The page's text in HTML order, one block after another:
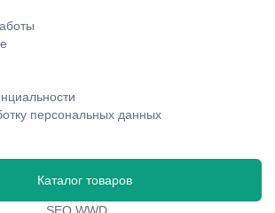
персональных данных
Каталог товаров